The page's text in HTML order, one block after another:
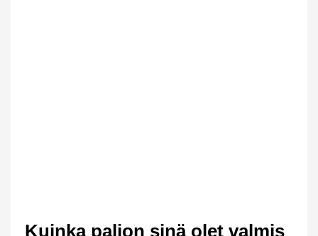
Kuinka paljon sinä olet valmis